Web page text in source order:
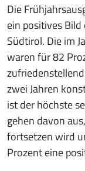
Die
ein positives
Südtirol. Die im
waren für 82
zwei Jahren
ist der höchste
gehen davon
fortsetzen wird
Prozent eine